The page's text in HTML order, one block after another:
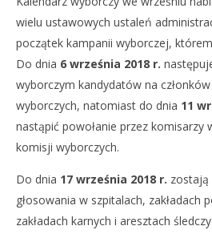
wielu ustawowych ustaleń
początek kampanii wyborczej,
Do dnia 6 września 2018 r.
wyborczym kandydatów na
wyborczych, natomiast do dnia 11
nastąpić powołanie przez komisarzy
komisji wyborczych.
Do dnia 17 września 2018 r.
głosowania w szpitalach, zakładach
zakładach karnych i aresztach